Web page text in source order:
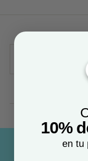
10%
en tu